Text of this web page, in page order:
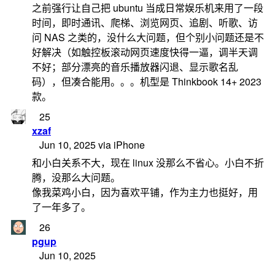
之前强行让自己把 ubuntu 当成日常娱乐机来用了一段
时间，即时通讯、爬梯、浏览网页、追剧、听歌、访
问 NAS 之类的，没什么大问题，但个别小问题还是不
好解决（如触控板滚动网页速度快得一逼，调半天调
不好；部分漂亮的音乐播放器闪退、显示歌名乱
码），但凑合能用。。。机型是 Thinkbook 14+ 2023
款。
25
xzaf
Jun 10, 2025 via iPhone
和小白关系不大，现在 linux 没那么不省心。小白不折
腾，没那么大问题。
像我菜鸡小白，因为喜欢平铺，作为主力也挺好，用
了一年多了。
26
pgup
Jun 10, 2025